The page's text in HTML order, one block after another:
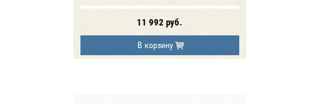
11 992 руб.
В корзину